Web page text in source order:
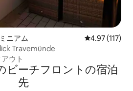
ニアム レビュー117
4.97 (117)
Travemünde
ウト
ビーチフロントの宿泊
先